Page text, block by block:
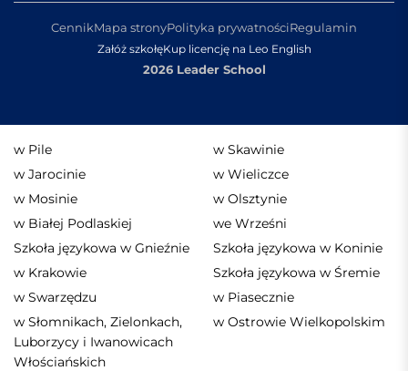
2026 Leader School
Załóż szkołęKup licencję na Leo English
CennikMapa stronyPolityka prywatnościRegulamin
w Pile
w Skawinie
w Jarocinie
w Wieliczce
w Mosinie
w Olsztynie
w Białej Podlaskiej
we Wrześni
Szkoła językowa w Gnieźnie
Szkoła językowa w Koninie
w Krakowie
Szkoła językowa w Śremie
w Swarzędzu
w Piasecznie
w Słomnikach, Zielonkach,
Luborzycy i Iwanowicach
Włościańskich
w Ostrowie Wielkopolskim